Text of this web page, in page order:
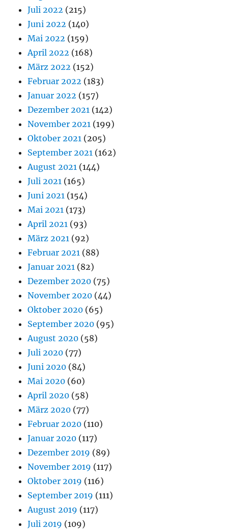
Juli 2022 (215)
Juni 2022 (140)
Mai 2022 (159)
April 2022 (168)
März 2022 (152)
Februar 2022 (183)
Januar 2022 (157)
Dezember 2021 (142)
November 2021 (199)
Oktober 2021 (205)
September 2021 (162)
August 2021 (144)
Juli 2021 (165)
Juni 2021 (154)
Mai 2021 (173)
April 2021 (93)
März 2021 (92)
Februar 2021 (88)
Januar 2021 (82)
Dezember 2020 (75)
November 2020 (44)
Oktober 2020 (65)
September 2020 (95)
August 2020 (58)
Juli 2020 (77)
Juni 2020 (84)
Mai 2020 (60)
April 2020 (58)
März 2020 (77)
Februar 2020 (110)
Januar 2020 (117)
Dezember 2019 (89)
November 2019 (117)
Oktober 2019 (116)
September 2019 (111)
August 2019 (117)
Juli 2019 (109)